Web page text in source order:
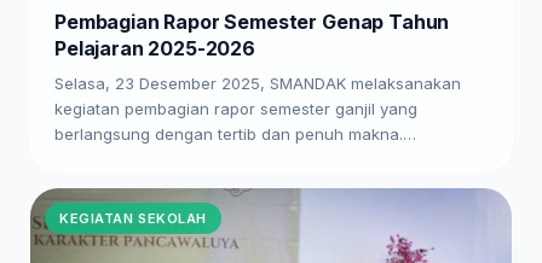
Pembagian Rapor Semester Genap Tahun
Pelajaran 2025-2026
Selasa, 23 Desember 2025, SMANDAK melaksanakan
kegiatan pembagian rapor semester ganjil yang
berlangsung dengan tertib dan penuh makna.…
KEGIATAN SEKOLAH